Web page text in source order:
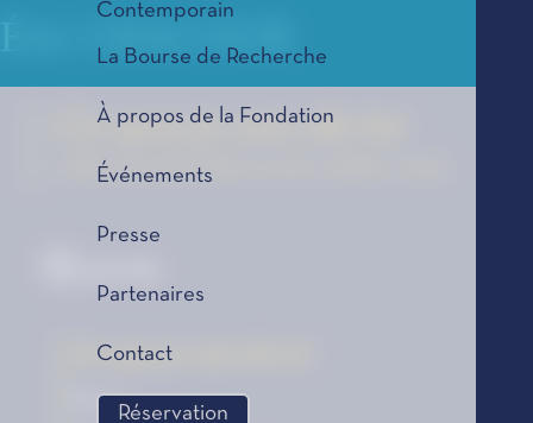
Contemporain
La Bourse de Recherche
À propos de la Fondation
Événements
Presse
Partenaires
Contact
Réservation
Éric CHACOUR
Ce que je sais de toi
La Bourse de la Découverte, édition 2023
Ce que je sais de toi
Roman